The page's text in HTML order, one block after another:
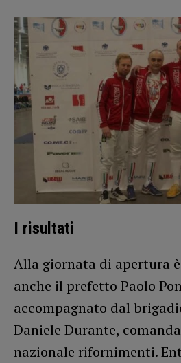
I risultati
Alla giornata di apertura
anche il prefetto Paolo
accompagnato dal
Daniele Durante,
nazionale rifornimenti.